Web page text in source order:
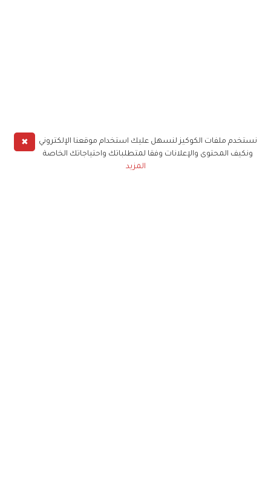
✖
نستخدم ملفات الكوكيز لنسهل عليك استخدام موقعنا الإلكتروني
ونكيف المحتوى والإعلانات وفقا لمتطلباتك واحتياجاتك الخاصة
المزيد